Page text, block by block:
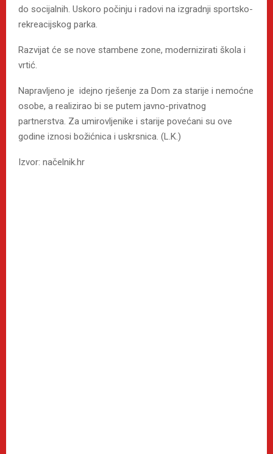
do socijalnih. Uskoro počinju i radovi na izgradnji sportsko-
rekreacijskog parka.
Razvijat će se nove stambene zone, modernizirati škola i
vrtić.
Napravljeno je idejno rješenje za Dom za starije i nemoćne
osobe, a realizirao bi se putem javno-privatnog
partnerstva. Za umirovljenike i starije povećani su ove
godine iznosi božićnica i uskrsnica. (L.K.)
Izvor: načelnik.hr